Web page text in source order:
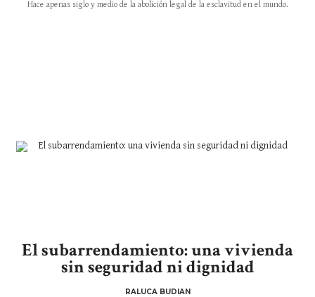
Hace apenas siglo y medio de la abolición legal de la esclavitud en el mundo.
El subarrendamiento: una vivienda
sin seguridad ni dignidad
RALUCA BUDIAN